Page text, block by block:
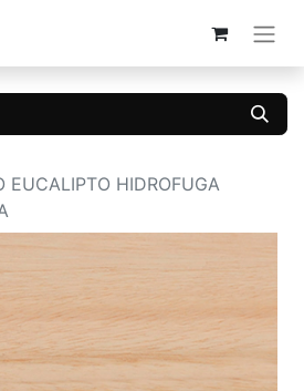
EUCALIPTO HIDROFUGA